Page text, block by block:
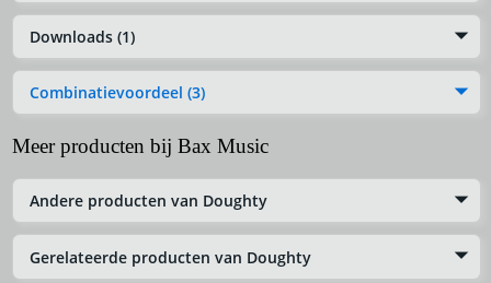
Downloads (1)
Combinatievoordeel (3)
Meer producten bij Bax Music
Andere producten van Doughty
Gerelateerde producten van Doughty